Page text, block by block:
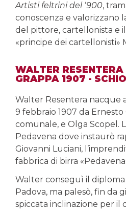
Artisti feltrini del ‘900,
conoscenza e valorizzano
del pittore, cartellonista e
«principe dei
WALTER RESENTERA
GRAPPA 1907 -
Walter Resentera nacque
9 febbraio 1907 da
comunale, e Olga Scopel.
Pedavena dove instaurò
Giovanni Luciani,
fabbrica di birra
Walter conseguì il diploma
Padova, ma palesò, fin da
spiccata inclinazione per il